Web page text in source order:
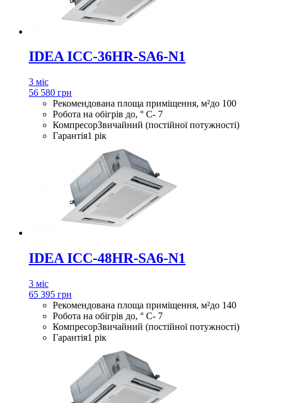
IDEA ICC-36HR-SA6-N1
3 міс
56 580 грн
Рекомендована площа приміщення, м²до 100
Робота на обігрів до, ° С- 7
КомпресорЗвичайний (постійної потужності)
Гарантія1 рік
IDEA ICC-48HR-SA6-N1
3 міс
65 395 грн
Рекомендована площа приміщення, м²до 140
Робота на обігрів до, ° С- 7
КомпресорЗвичайний (постійної потужності)
Гарантія1 рік